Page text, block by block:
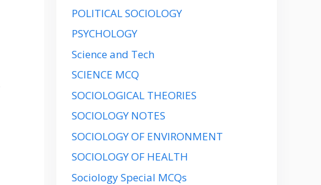
POLITICAL SOCIOLOGY
PSYCHOLOGY
Science and Tech
SCIENCE MCQ
SOCIOLOGICAL THEORIES
SOCIOLOGY NOTES
SOCIOLOGY OF ENVIRONMENT
SOCIOLOGY OF HEALTH
Sociology Special MCQs